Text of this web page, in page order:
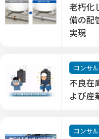
老朽化
備の配
実現
コンサ
不良在
よび産
コンサ